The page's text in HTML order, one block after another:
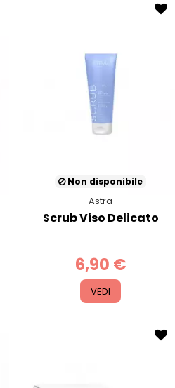
Non disponibile
Astra
Scrub Viso Delicato
6,90 €
VEDI